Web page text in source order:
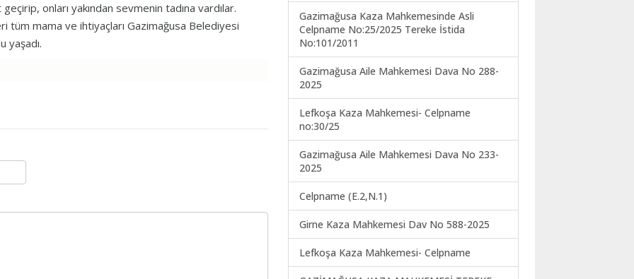
onları yakından sevmenin tadına vardılar.
tüm mama ve ihtiyaçları Gazimağusa Belediyesi
yaşadı.
Gazimağusa Kaza Mahkemesinde Asli
Celpname No:25/2025 Tereke İstida
No:101/2011
Gazimağusa Aile Mahkemesi Dava No 288-
2025
Lefkoşa Kaza Mahkemesi- Celpname
no:30/25
Gazimağusa Aile Mahkemesi Dava No 233-
2025
Celpname (E.2,N.1)
Girne Kaza Mahkemesi Dav No 588-2025
Lefkoşa Kaza Mahkemesi- Celpname